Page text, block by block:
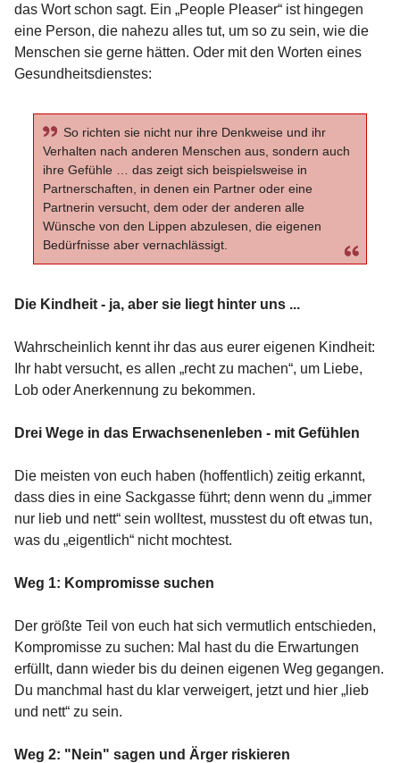
das Wort schon sagt. Ein „People Pleaser“ ist hingegen
eine Person, die nahezu alles tut, um so zu sein, wie die
Menschen sie gerne hätten. Oder mit den Worten eines
Gesundheitsdienstes:
So richten sie nicht nur ihre Denkweise und ihr
Verhalten nach anderen Menschen aus, sondern auch
ihre Gefühle … das zeigt sich beispielsweise in
Partnerschaften, in denen ein Partner oder eine
Partnerin versucht, dem oder der anderen alle
Wünsche von den Lippen abzulesen, die eigenen
Bedürfnisse aber vernachlässigt.
Die Kindheit - ja, aber sie liegt hinter uns ...
Wahrscheinlich kennt ihr das aus eurer eigenen Kindheit:
Ihr habt versucht, es allen „recht zu machen“, um Liebe,
Lob oder Anerkennung zu bekommen.
Drei Wege in das Erwachsenenleben - mit Gefühlen
Die meisten von euch haben (hoffentlich) zeitig erkannt,
dass dies in eine Sackgasse führt; denn wenn du „immer
nur lieb und nett“ sein wolltest, musstest du oft etwas tun,
was du „eigentlich“ nicht mochtest.
Weg 1: Kompromisse suchen
Der größte Teil von euch hat sich vermutlich entschieden,
Kompromisse zu suchen: Mal hast du die Erwartungen
erfüllt, dann wieder bis du deinen eigenen Weg gegangen.
Du manchmal hast du klar verweigert, jetzt und hier „lieb
und nett“ zu sein.
Weg 2: "Nein" sagen und Ärger riskieren